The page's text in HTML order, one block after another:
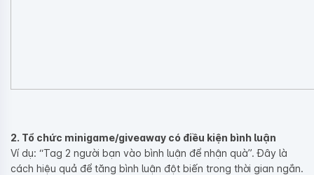
2. Tổ chức minigame/giveaway có điều kiện bình luận
Ví dụ: “Tag 2 người bạn vào bình luận để nhận quà”. Đây là
cách hiệu quả để tăng bình luận đột biến trong thời gian ngắn.